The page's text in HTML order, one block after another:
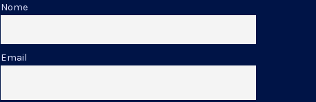
Nome
Email